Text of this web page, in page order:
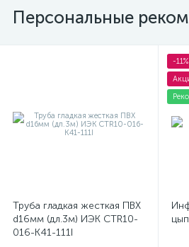
Персональные
Труба гладкая жесткая ПВХ
d16мм (дл.3м) ИЭК CTR10-
016-K41-111I
-11%